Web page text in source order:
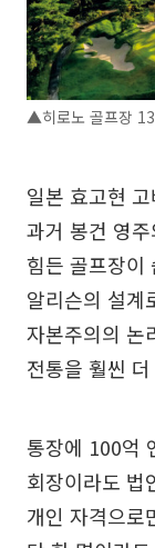
▲히로노 골프장
일본 효고현
과거 봉건 영
힘든 골프장이
알리슨의 설계
자본주의의 논
전통을 훨씬
통장에 100억
회장이라도 법
개인 자격으로